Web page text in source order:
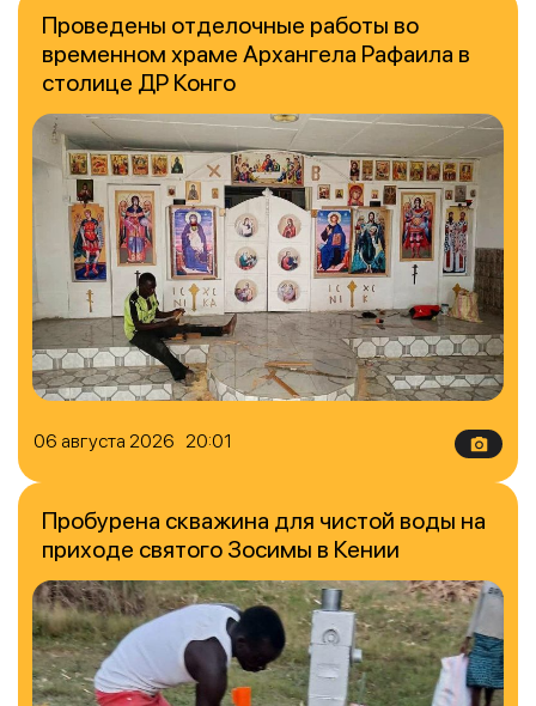
06 августа 2026 20:01
Проведены отделочные работы во
временном храме Архангела Рафаила в
столице ДР Конго
Пробурена скважина для чистой воды на
приходе святого Зосимы в Кении